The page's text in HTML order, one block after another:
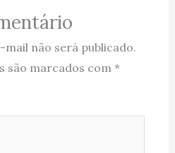
mail não será publicado.
são marcados com *